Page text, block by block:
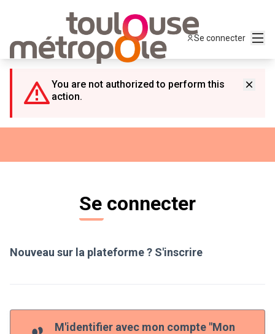
Se connecter
You are not authorized to perform this
action.
Se connecter
Nouveau sur la plateforme ? S'inscrire
M'identifier avec mon compte "Mon